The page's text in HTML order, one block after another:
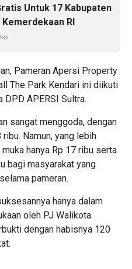
Untuk 17 Kabupaten
RI
Pameran Apersi Property
The Park Kendari ini diikuti
APERSI Sultra.
sangat menggoda, dengan
Namun, yang lebih
hanya Rp 17 ribu serta
bagi masyarakat yang
pameran.
hanya dalam
oleh PJ Walikota
dengan habisnya 120